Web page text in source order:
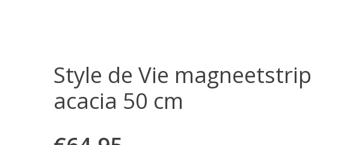
Style de Vie magneetstrip
acacia 50 cm